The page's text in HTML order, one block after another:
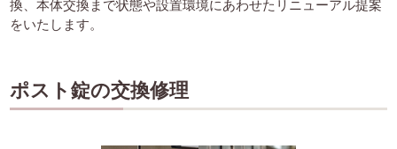
換、本体交換まで状態や設置環境にあわせたリニューアル提案
をいたします。
ポスト錠の交換修理